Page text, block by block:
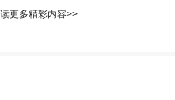
更多精彩内容>>